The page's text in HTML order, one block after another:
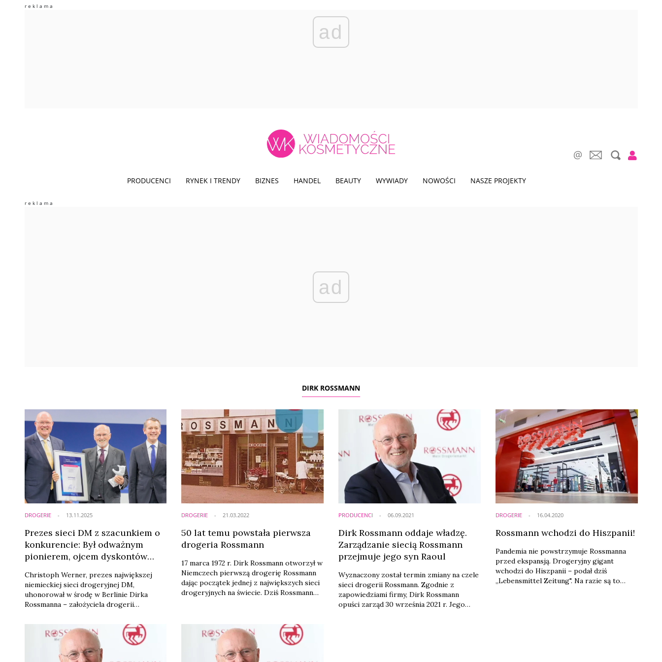
ad
PRODUCENCI RYNEK I TRENDY BIZNES HANDEL BEAUTY WYWIADY NOWOŚCI NASZE PROJEKTY
ad
DIRK ROSSMANN
DROGERIE
Prezes sieci DM z szacunkiem o
konkurencie: Był odważnym
pionierem, ojcem dyskontów
Christoph Werner, prezes największej
niemieckiej sieci drogeryjnej DM,
uhonorował w środę w Berlinie Dirka
Rossmanna – założyciela drogerii
Kongresu Handlu Detalicznego. W ocenie
Wernera Dirk Rossmann jest osobą, która
znacząco wpłynęła na kształt branży
detalicznej w Niemczech i w Europie
13.11.2025 DROGERIE
50 lat temu powstała pierwsza
drogeria Rossmann
17 marca 1972 r. Dirk Rossmann otworzył w
Niemczech pierwszą drogerię Rossmann
dając początek jednej z największych sieci
drogeryjnych na świecie. Dziś Rossmann
Polsce Rossmann jest liderem pod
względem liczby sklepów i obrotów, ma
ponad 1500 drogerii.
21.03.2022 PRODUCENCI
Dirk Rossmann oddaje władzę.
Zarządzanie siecią Rossmann
przejmuje jego syn Raoul
Wyznaczony został termin zmiany na czele
sieci drogerii Rossmann. Zgodnie z
zapowiedziami firmy, Dirk Rossmann
opuści zarząd 30 września 2021 r. Jego
06.09.2021 DROGERIE
Rossmann wchodzi do Hiszpanii!
Pandemia nie powstrzymuje Rossmanna
przed ekspansją. Drogeryjny gigant
wchodzi do Hiszpanii – podał dziś
„Lebensmittel Zeitung". Na razie są to
16.04.2020